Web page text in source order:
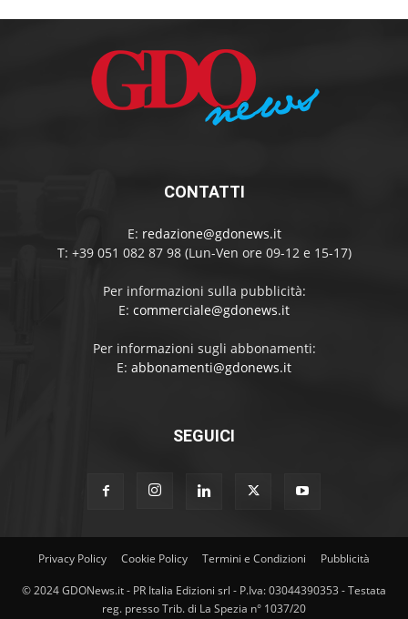
CONTATTI
E: redazione@gdonews.it
T: +39 051 082 87 98 (Lun-Ven ore 09-12 e 15-17)
Per informazioni sulla pubblicità:
E: commerciale@gdonews.it
Per informazioni sugli abbonamenti:
E: abbonamenti@gdonews.it
SEGUICI
Privacy Policy Cookie Policy Termini e Condizioni Pubblicità
© 2024 GDONews.it - PR Italia Edizioni srl - P.Iva: 03044390353 - Testata
reg. presso Trib. di La Spezia n° 1037/20